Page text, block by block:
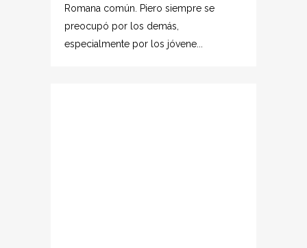
Romana común. Piero siempre se
preocupó por los demás,
especialmente por los jóvene...